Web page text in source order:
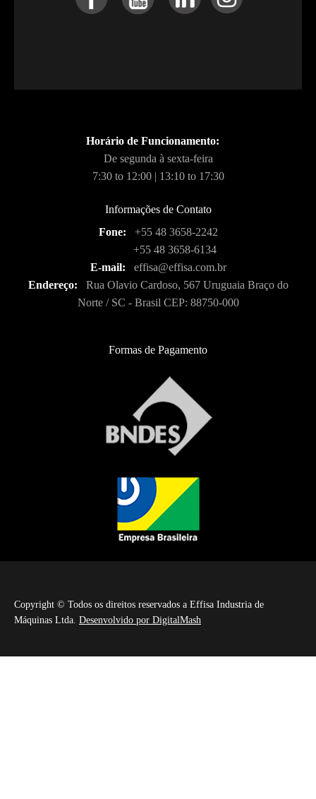
Horário de Funcionamento:
De segunda à sexta-feira
7:30 to 12:00 | 13:10 to 17:30
Informações de Contato
Fone:
+55 48 3658-2242
+55 48 3658-6134
E-mail:
effisa@effisa.com.br
Endereço:
Rua Olavio Cardoso, 567 Uruguaia Braço do
Norte / SC - Brasil CEP: 88750-000
Formas de Pagamento
Copyright © Todos os direitos reservados a Effisa Industria de
Máquinas Ltda. Desenvolvido por DigitalMash